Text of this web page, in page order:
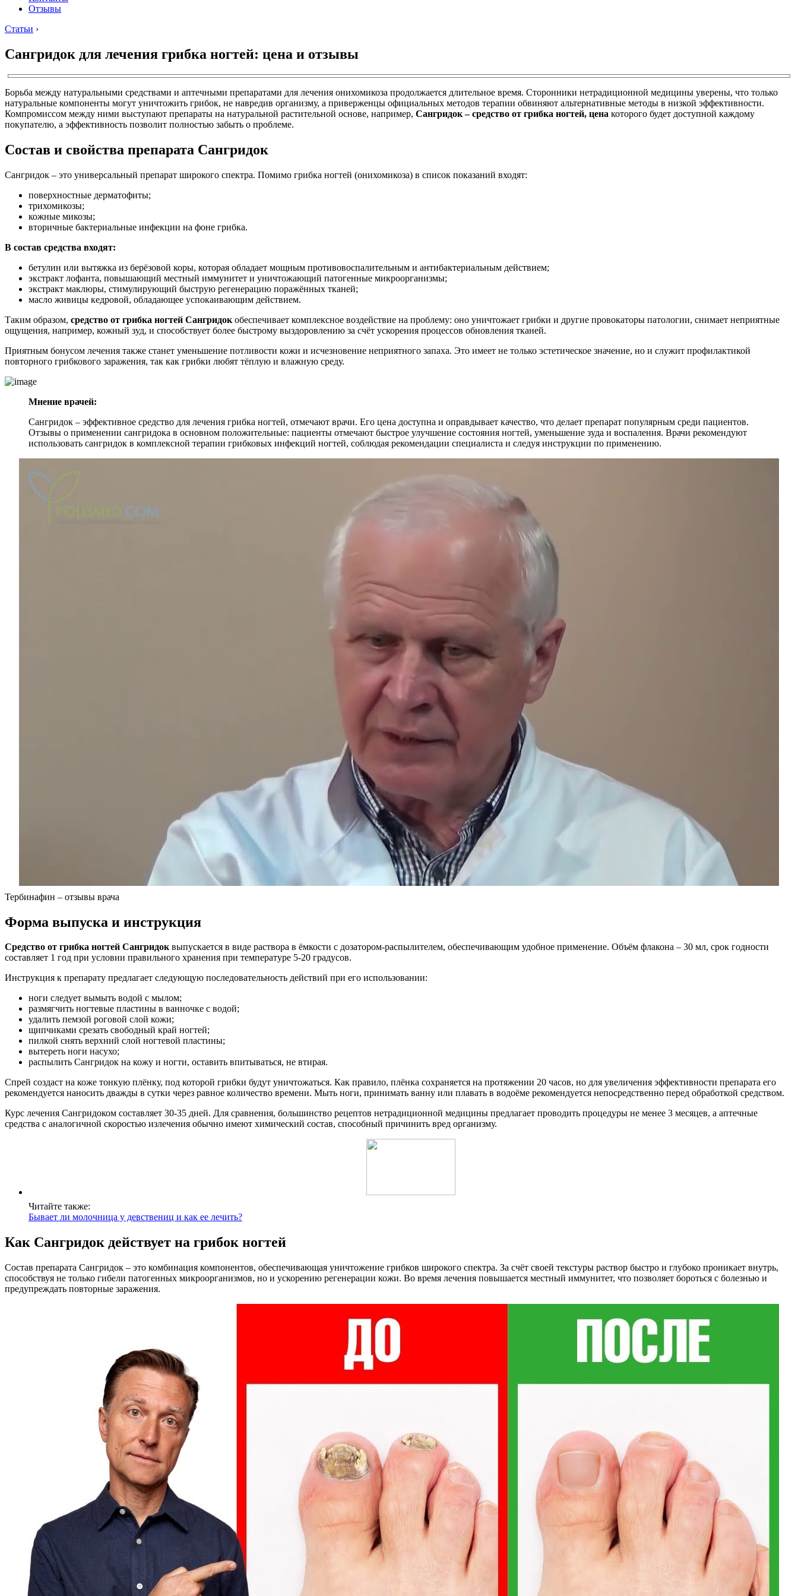
Отзывы
Статьи ›
Сангридок для лечения грибка ногтей: цена и отзывы
Борьба между натуральными средствами и аптечными препаратами для лечения онихомикоза продолжается длительное время. Сторонники нетрадиционной медицины уверены, что только
натуральные компоненты могут уничтожить грибок, не навредив организму, а приверженцы официальных методов терапии обвиняют альтернативные методы в низкой эффективности.
Компромиссом между ними выступают препараты на натуральной растительной основе, например, Сангридок – средство от грибка ногтей, цена которого будет доступной каждому
покупателю, а эффективность позволит полностью забыть о проблеме.
Состав и свойства препарата Сангридок
Сангридок – это универсальный препарат широкого спектра. Помимо грибка ногтей (онихомикоза) в список показаний входят:
поверхностные дерматофиты;
трихомикозы;
кожные микозы;
вторичные бактериальные инфекции на фоне грибка.
В состав средства входят:
бетулин или вытяжка из берёзовой коры, которая обладает мощным противовоспалительным и антибактериальным действием;
экстракт лофанта, повышающий местный иммунитет и уничтожающий патогенные микроорганизмы;
экстракт маклюры, стимулирующий быструю регенерацию поражённых тканей;
масло живицы кедровой, обладающее успокаивающим действием.
Таким образом, средство от грибка ногтей Сангридок обеспечивает комплексное воздействие на проблему: оно уничтожает грибки и другие провокаторы патологии, снимает неприятные
ощущения, например, кожный зуд, и способствует более быстрому выздоровлению за счёт ускорения процессов обновления тканей.
Приятным бонусом лечения также станет уменьшение потливости кожи и исчезновение неприятного запаха. Это имеет не только эстетическое значение, но и служит профилактикой
повторного грибкового заражения, так как грибки любят тёплую и влажную среду.
Мнение врачей:
Сангридок – эффективное средство для лечения грибка ногтей, отмечают врачи. Его цена доступна и оправдывает качество, что делает препарат популярным среди пациентов.
Отзывы о применении сангридока в основном положительные: пациенты отмечают быстрое улучшение состояния ногтей, уменьшение зуда и воспаления. Врачи рекомендуют
использовать сангридок в комплексной терапии грибковых инфекций ногтей, соблюдая рекомендации специалиста и следуя инструкции по применению.
Тербинафин – отзывы врача
Форма выпуска и инструкция
Средство от грибка ногтей Сангридоквыпускается в виде раствора в ёмкости с дозатором-распылителем, обеспечивающим удобное применение. Объём флакона – 30 мл, срок годности
составляет 1 год при условии правильного хранения при температуре 5-20 градусов.
Инструкция к препарату предлагает следующую последовательность действий при его использовании:
ноги следует вымыть водой с мылом;
размягчить ногтевые пластины в ванночке с водой;
удалить пемзой роговой слой кожи;
щипчиками срезать свободный край ногтей;
пилкой снять верхний слой ногтевой пластины;
вытереть ноги насухо;
распылить Сангридок на кожу и ногти, оставить впитываться, не втирая.
Спрей создаст на коже тонкую плёнку, под которой грибки будут уничтожаться. Как правило, плёнка сохраняется на протяжении 20 часов, но для увеличения эффективности препарата его
рекомендуется наносить дважды в сутки через равное количество времени. Мыть ноги, принимать ванну или плавать в водоёме рекомендуется непосредственно перед обработкой средством.
Курс лечения Сангридоком составляет 30-35 дней. Для сравнения, большинство рецептов нетрадиционной медицины предлагает проводить процедуры не менее 3 месяцев, а аптечные
средства с аналогичной скоростью излечения обычно имеют химический состав, способный причинить вред организму.
Читайте также:
Бывает ли молочница у девствениц и как ее лечить?
Как Сангридок действует на грибок ногтей
Состав препарата Сангридок – это комбинация компонентов, обеспечивающая уничтожение грибков широкого спектра. За счёт своей текстуры раствор быстро и глубоко проникает внутрь,
способствуя не только гибели патогенных микроорганизмов, но и ускорению регенерации кожи. Во время лечения повышается местный иммунитет, что позволяет бороться с болезнью и
предупреждать повторные заражения.